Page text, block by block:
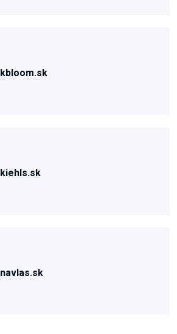
kbloom.sk
kiehls.sk
navlas.sk